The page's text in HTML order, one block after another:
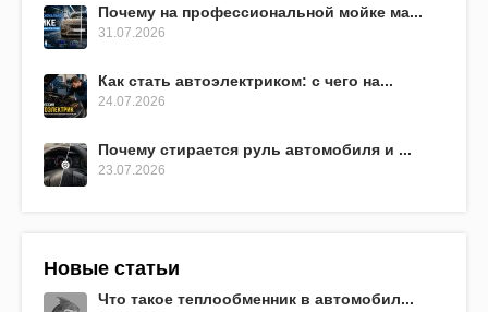
Почему на профессиональной мойке ма...
31.07.2026
Как стать автоэлектриком: с чего на...
24.07.2026
Почему стирается руль автомобиля и ...
23.07.2026
Новые статьи
Что такое теплообменник в автомобил...